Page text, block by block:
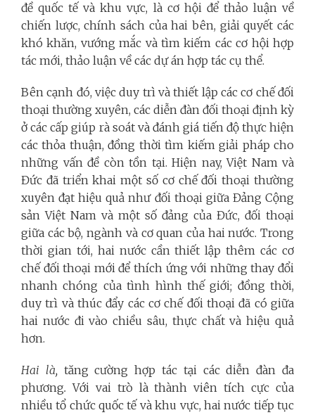
đề quốc tế và khu vực, là cơ hội để thảo luận về
chiến lược, chính sách của hai bên, giải quyết các
khó khăn, vướng mắc và tìm kiếm các cơ hội hợp
tác mới, thảo luận về các dự án hợp tác cụ thể.
Bên cạnh đó, việc duy trì và thiết lập các cơ chế đối
thoại thường xuyên, các diễn đàn đối thoại định kỳ
ở các cấp giúp rà soát và đánh giá tiến độ thực hiện
các thỏa thuận, đồng thời tìm kiếm giải pháp cho
những vấn đề còn tồn tại. Hiện nay, Việt Nam và
Đức đã triển khai một số cơ chế đối thoại thường
xuyên đạt hiệu quả như đối thoại giữa Đảng Cộng
sản Việt Nam và một số đảng của Đức, đối thoại
giữa các bộ, ngành và cơ quan của hai nước. Trong
thời gian tới, hai nước cần thiết lập thêm các cơ
chế đối thoại mới để thích ứng với những thay đổi
nhanh chóng của tình hình thế giới; đồng thời,
duy trì và thúc đẩy các cơ chế đối thoại đã có giữa
hai nước đi vào chiều sâu, thực chất và hiệu quả
hơn.
Hai là, tăng cường hợp tác tại các diễn đàn đa
phương.Với vai trò là thành viên tích cực của
nhiều tổ chức quốc tế và khu vực, hai nước tiếp tục